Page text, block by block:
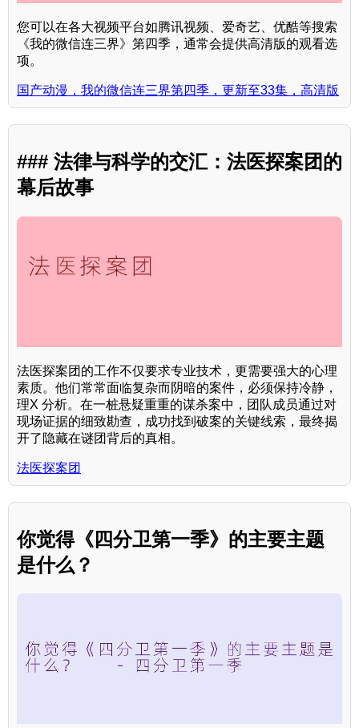
您可以在各大视频平台如腾讯视频、爱奇艺、优酷等搜索
《我的微信连三界》第四季，通常会提供高清版的观看选
项。
国产动漫，我的微信连三界第四季，更新至33集，高清版
### 法律与科学的交汇：法医探案团的
幕后故事
法医探案团的工作不仅要求专业技术，更需要强大的心理
素质。他们常常面临复杂而阴暗的案件，必须保持冷静，
理X 分析。在一桩悬疑重重的谋杀案中，团队成员通过对
现场证据的细致勘查，成功找到破案的关键线索，最终揭
开了隐藏在谜团背后的真相。
法医探案团
你觉得《四分卫第一季》的主要主题
是什么？